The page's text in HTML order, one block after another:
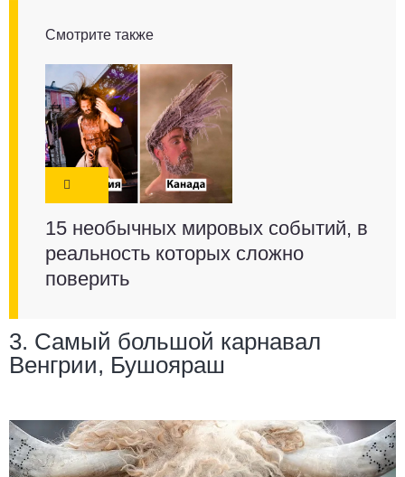
Смотрите также
15 необычных мировых событий, в
реальность которых сложно
поверить
3. Самый большой карнавал
Венгрии, Бушояраш